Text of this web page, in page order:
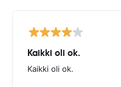
Kaikki oli ok.
Kaikki oli ok.